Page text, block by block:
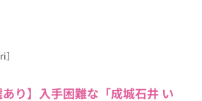
り】入手困難な「成城石井 い